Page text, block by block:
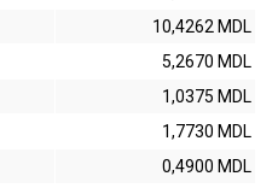
10,4262 MDL
5,2670 MDL
1,0375 MDL
1,7730 MDL
0,4900 MDL